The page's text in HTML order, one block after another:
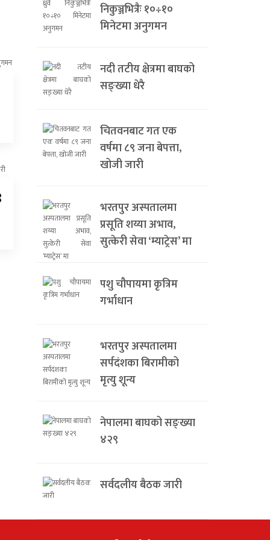
निकुञ्जभित्रैः १०÷१०
मिनेटमा अनुगमन
नदी तटीय क्षेत्रमा बाघको
सङ्ख्या धेरै
चितवनबाट गत एक
वर्षमा ८९ जना बेपत्ता,
खोजी जारी
भरतपुर अस्पतालमा
प्रसूति शय्या अभाव,
सुत्केरी सेवा ‘म्याट्रेस’ मा
पशु चौपायमा कृत्रिम
गर्भाधान
भरतपुर अस्पतालमा
सर्पदंशका बिरामीको
मृत्यु शून्य
नेपालमा बाघको सङ्ख्या
४२९
सर्वदलीय बैठक जारी